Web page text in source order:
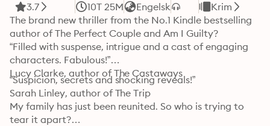
3.7 10T 25M Engelsk
Krim
The brand new thriller from the No.1 Kindle bestselling
author of The Perfect Couple and Am I Guilty?
“Filled with suspense, intrigue and a cast of engaging
characters. Fabulous!”
Lucy Clarke, author of The Castaways
“Suspicion, secrets and shocking reveals!”
Sarah Linley, author of The Trip
My family has just been reunited. So who is trying to
tear it apart?